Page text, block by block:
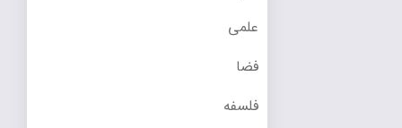
علمی
فضا
فلسفه